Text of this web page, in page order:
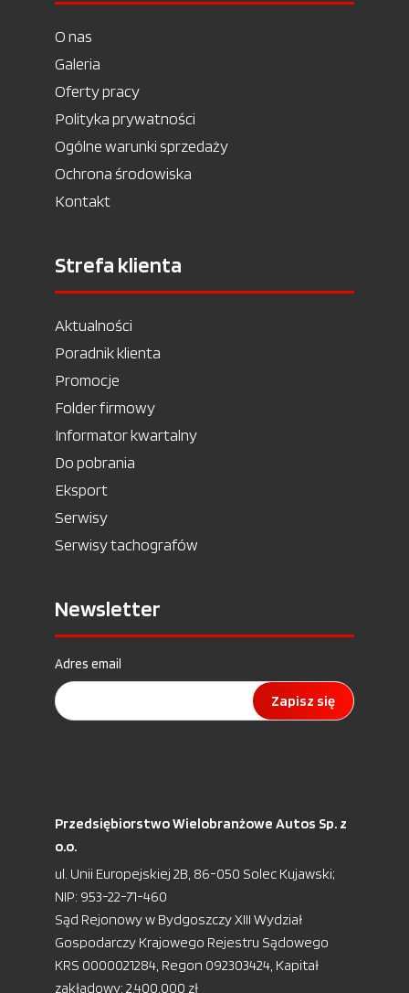
O nas
Galeria
Oferty pracy
Polityka prywatności
Ogólne warunki sprzedaży
Ochrona środowiska
Kontakt
Strefa klienta
Aktualności
Poradnik klienta
Promocje
Folder firmowy
Informator kwartalny
Do pobrania
Eksport
Serwisy
Serwisy tachografów
Newsletter
Adres email
Zapisz się
Przedsiębiorstwo Wielobranżowe Autos Sp. z
o.o.
ul. Unii Europejskiej 2B, 86-050 Solec Kujawski;
NIP: 953-22-71-460
Sąd Rejonowy w Bydgoszczy XIII Wydział
Gospodarczy Krajowego Rejestru Sądowego
KRS 0000021284, Regon 092303424, Kapitał
zakładowy: 2.400.000 zł